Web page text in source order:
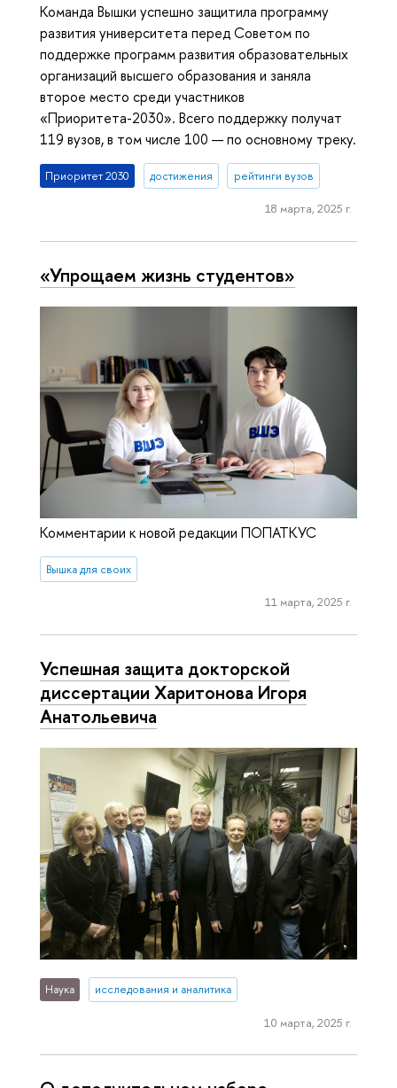
Команда Вышки успешно защитила программу
развития университета перед Советом по
поддержке программ развития образовательных
организаций высшего образования и заняла
второе место среди участников
«Приоритета-2030». Всего поддержку получат
119 вузов, в том числе 100 — по основному треку.
Приоритет 2030 достижения рейтинги вузов
18 марта, 2025 г.
«Упрощаем жизнь студентов»
Комментарии к новой редакции ПОПАТКУС
Вышка для своих
11 марта, 2025 г.
Успешная защита докторской
диссертации Харитонова Игоря
Анатольевича
Наука исследования и аналитика
10 марта, 2025 г.